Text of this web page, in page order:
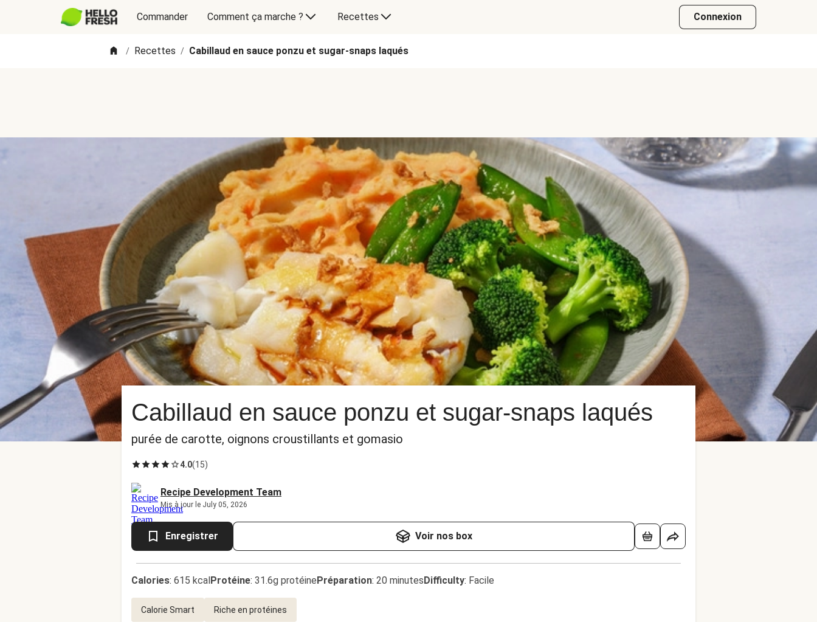
Commander Comment ça marche ? Recettes Connexion
/ Recettes / Cabillaud en sauce ponzu et sugar-snaps laqués
Cabillaud en sauce ponzu et sugar-snaps laqués
purée de carotte, oignons croustillants et gomasio
4.0(15)
Recipe Development Team
Mis à jour le July 05, 2026
Enregistrer Voir nos box
Calories: 615 kcalProtéine: 31.6g protéinePréparation: 20 minutesDifficulty: Facile
Calorie Smart Riche en protéines